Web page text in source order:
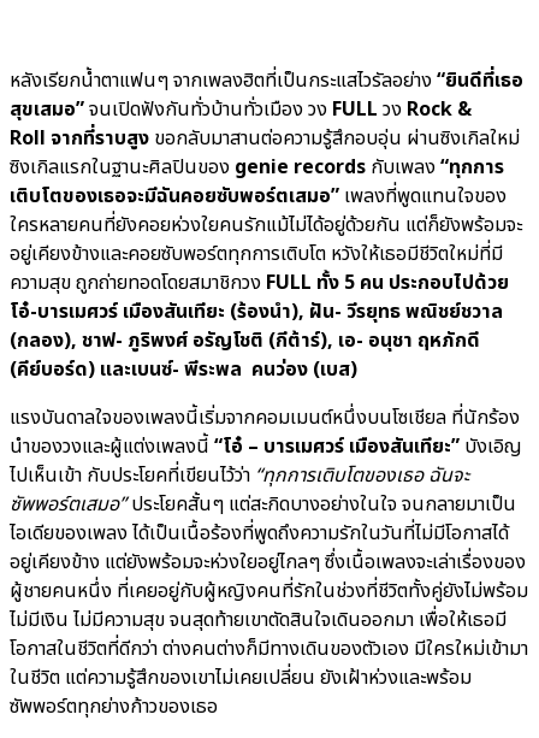
หลังเรียกน้ำตาแฟนๆ จากเพลงฮิตที่เป็นกระแสไวรัลอย่าง“ยินดีที่เธอ
สุขเสมอ”จนเปิดฟังกันทั่วบ้านทั่วเมือง วง FULL วง Rock &
Roll จากที่ราบสูง ขอกลับมาสานต่อความรู้สึกอบอุ่น ผ่านซิงเกิลใหม่
ซิงเกิลแรกในฐานะศิลปินของ genie records กับเพลง“ทุกการ
เติบโตของเธอจะมีฉันคอยซับพอร์ตเสมอ” เพลงที่พูดแทนใจของ
ใครหลายคนที่ยังคอยห่วงใยคนรักแม้ไม่ได้อยู่ด้วยกัน แต่ก็ยังพร้อมจะ
อยู่เคียงข้างและคอยซับพอร์ตทุกการเติบโต หวังให้เธอมีชีวิตใหม่ที่มี
ความสุข ถูกถ่ายทอดโดยสมาชิกวง FULL ทั้ง 5 คน ประกอบไปด้วย
โอ๋-บารเมศวร์ เมืองสันเทียะ (ร้องนำ), ฝัน- วีรยุทธ พณิชย์ชวาล
(กลอง), ชาฟ- ภูริพงศ์ อรัญโชติ (กีต้าร์), เอ- อนุชา ฤหภักดี
(คีย์บอร์ด) และเบนซ์- พีระพล คนว่อง (เบส)
แรงบันดาลใจของเพลงนี้เริ่มจากคอมเมนต์หนึ่งบนโซเชียล ที่นักร้อง
นำของวงและผู้แต่งเพลงนี้ “โอ๋ – บารเมศวร์ เมืองสันเทียะ” บังเอิญ
ไปเห็นเข้า กับประโยคที่เขียนไว้ว่า “ทุกการเติบโตของเธอ ฉันจะ
ซัพพอร์ตเสมอ”ประโยคสั้นๆ แต่สะกิดบางอย่างในใจ จนกลายมาเป็น
ไอเดียของเพลง ได้เป็นเนื้อร้องที่พูดถึงความรักในวันที่ไม่มีโอกาสได้
อยู่เคียงข้าง แต่ยังพร้อมจะห่วงใยอยู่ไกลๆ ซึ่งเนื้อเพลงจะเล่าเรื่องของ
ผู้ชายคนหนึ่ง ที่เคยอยู่กับผู้หญิงคนที่รักในช่วงที่ชีวิตทั้งคู่ยังไม่พร้อม
ไม่มีเงิน ไม่มีความสุข จนสุดท้ายเขาตัดสินใจเดินออกมา เพื่อให้เธอมี
โอกาสในชีวิตที่ดีกว่า ต่างคนต่างก็มีทางเดินของตัวเอง มีใครใหม่เข้ามา
ในชีวิต แต่ความรู้สึกของเขาไม่เคยเปลี่ยน ยังเฝ้าห่วงและพร้อม
ซัพพอร์ตทุกย่างก้าวของเธอ